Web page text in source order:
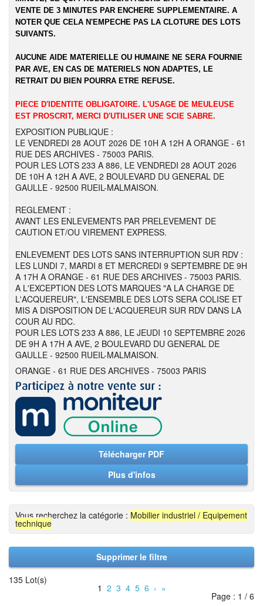
VENTE DE 3 MINUTES PAR ENCHERE SUPPLEMENTAIRE. A
NOTER QUE CELA N'EMPECHE PAS LA CLOTURE DES LOTS
SUIVANTS.
AUCUNE AIDE MATERIELLE OU HUMAINE NE SERA FOURNIE
PAR AVE, EN CAS DE MATERIELS NON ADAPTES, LE
RETRAIT DU BIEN POURRA ETRE REFUSE.
PIECE D'IDENTITE OBLIGATOIRE. L'USAGE DE MEULEUSE
EST PROSCRIT, MERCI D'UTILISER UNE SCIE SABRE.
EXPOSITION PUBLIQUE :
LE VENDREDI 28 AOUT 2026 DE 10H A 12H A ORANGE - 61
RUE DES ARCHIVES - 75003 PARIS.
POUR LES LOTS 233 A 886, LE VENDREDI 28 AOUT 2026
DE 10H A 12H A AVE, 2 BOULEVARD DU GENERAL DE
GAULLE - 92500 RUEIL-MALMAISON.
REGLEMENT :
AVANT LES ENLEVEMENTS PAR PRELEVEMENT DE
CAUTION ET/OU VIREMENT EXPRESS.
ENLEVEMENT DES LOTS SANS INTERRUPTION SUR RDV :
LES LUNDI 7, MARDI 8 ET MERCREDI 9 SEPTEMBRE DE 9H
A 17H A ORANGE - 61 RUE DES ARCHIVES - 75003 PARIS.
A L'EXCEPTION DES LOTS MARQUES "A LA CHARGE DE
L'ACQUEREUR", L'ENSEMBLE DES LOTS SERA COLISE ET
MIS A DISPOSITION DE L'ACQUEREUR SUR RDV DANS LA
COUR AU RDC.
POUR LES LOTS 233 A 886, LE JEUDI 10 SEPTEMBRE 2026
DE 9H A 17H A AVE, 2 BOULEVARD DU GENERAL DE
GAULLE - 92500 RUEIL-MALMAISON.
ORANGE - 61 RUE DES ARCHIVES - 75003 PARIS
Télécharger PDF
Plus d'infos
Vous recherchez la catégorie : Mobilier industriel / Equipement
technique
Supprimer le filtre
135 Lot(s)
1 2 3 4 5 6 › »
Page : 1 / 6